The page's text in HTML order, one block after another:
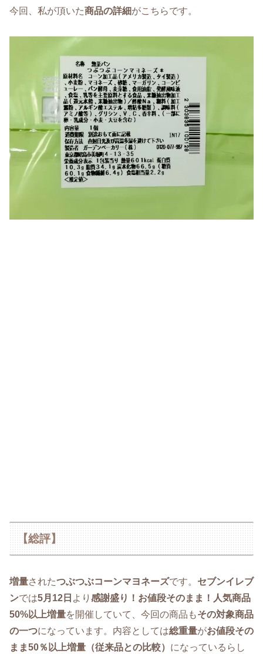
今回、私が頂いた商品の詳細がこちらです。
【総評】
増量されたつぶつぶコーンマヨネーズです。 セブンイレブ
ンでは5月12日 より 感謝盛り！お値段そのまま！人気商品
50%以上増量を開催していて、今回の商品もその対象商品
の一つになっています。内容としては総重量がお値段その
まま50％以上増量（従来品との比較） になっているらし